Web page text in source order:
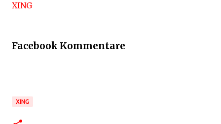
XING
Facebook Kommentare
XING